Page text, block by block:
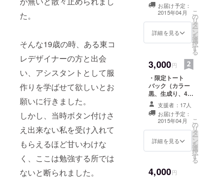
た。
そんな19歳の時、ある東コ
レデザイナーの方と出会
い、アシスタントとして服
作りを学ばせて欲しいとお
願いに行きました。
しかし、当時ボタン付けさ
え出来ない私を受け入れて
もらえるほど甘いわけな
く、ここは勉強する所では
ないと断られました。
予定） ・限定ス
テッカー ・お礼
メール
お届け予定：
2015年04月
詳細を見る
こ
の
リ
タ
ー
ン
を
選
択
す
る
3,000円
・限定トート
バック（カラー
黒、生成り、4月
発送予定） ・
ショーの招待状
（2015年3月16
日から21日の間
で渋谷にて開
催、3月上旬発送
支援者：17人
お届け予定：
2015年04月
詳細を見る
こ
の
リ
タ
ー
ン
を
選
択
す
る
4,000円